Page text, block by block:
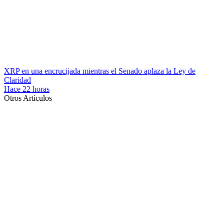
XRP en una encrucijada mientras el Senado aplaza la Ley de
Claridad
Hace 22 horas
Otros Artículos